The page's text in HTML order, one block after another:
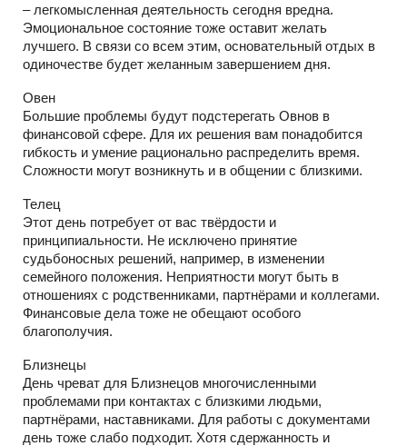
– легкомысленная деятельность сегодня вредна.
Эмоциональное состояние тоже оставит желать
лучшего. В связи со всем этим, основательный отдых в
одиночестве будет желанным завершением дня.
Овен
Большие проблемы будут подстерегать Овнов в
финансовой сфере. Для их решения вам понадобится
гибкость и умение рационально распределить время.
Сложности могут возникнуть и в общении с близкими.
Телец
Этот день потребует от вас твёрдости и
принципиальности. Не исключено принятие
судьбоносных решений, например, в изменении
семейного положения. Неприятности могут быть в
отношениях с родственниками, партнёрами и коллегами.
Финансовые дела тоже не обещают особого
благополучия.
Близнецы
День чреват для Близнецов многочисленными
проблемами при контактах с близкими людьми,
партнёрами, наставниками. Для работы с документами
день тоже слабо подходит. Хотя сдержанность и